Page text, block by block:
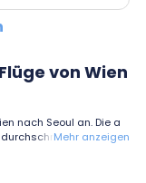
von Wien
nach Seoul an. Die a
Bewer
Mehr anzeigen